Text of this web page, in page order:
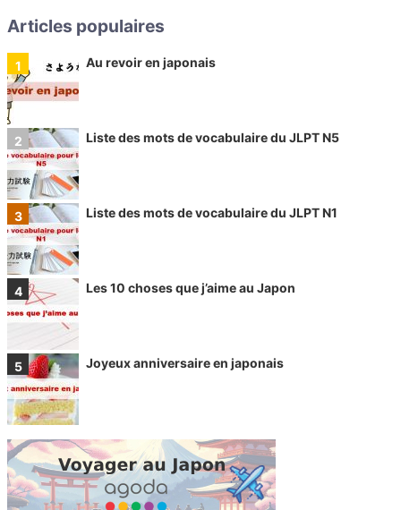
Articles populaires
Au revoir en japonais
Liste des mots de vocabulaire du JLPT N5
Liste des mots de vocabulaire du JLPT N1
Les 10 choses que j’aime au Japon
Joyeux anniversaire en japonais